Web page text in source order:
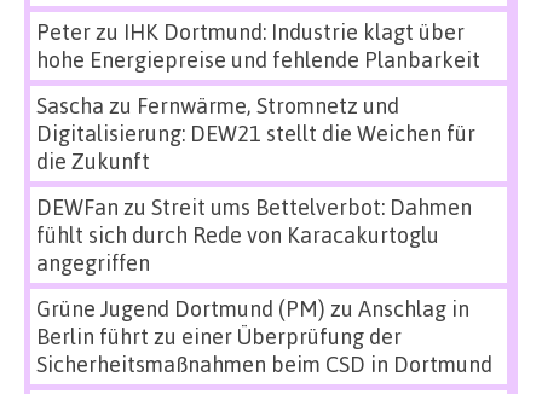
Peterzu IHK Dortmund: Industrie klagt über
hohe Energiepreise und fehlende Planbarkeit
Sascha zu Fernwärme, Stromnetz und
Digitalisierung: DEW21 stellt die Weichen für
die Zukunft
DEWFan zu Streit ums Bettelverbot: Dahmen
fühlt sich durch Rede von Karacakurtoglu
angegriffen
Grüne Jugend Dortmund (PM) zu Anschlag in
Berlin führt zu einer Überprüfung der
Sicherheitsmaßnahmen beim CSD in Dortmund